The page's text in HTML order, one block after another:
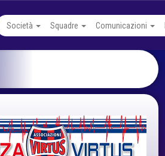
Società Squadre Comunicazioni